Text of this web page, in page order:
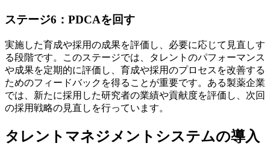
ステージ6：PDCAを回す
実施した育成や採用の成果を評価し、必要に応じて見直しす
る段階です。このステージでは、タレントのパフォーマンス
や成果を定期的に評価し、育成や採用のプロセスを改善する
ためのフィードバックを得ることが重要です。ある製薬企業
では、新たに採用した研究者の業績や貢献度を評価し、次回
の採用戦略の見直しを行っています。
タレントマネジメントシステムの導入